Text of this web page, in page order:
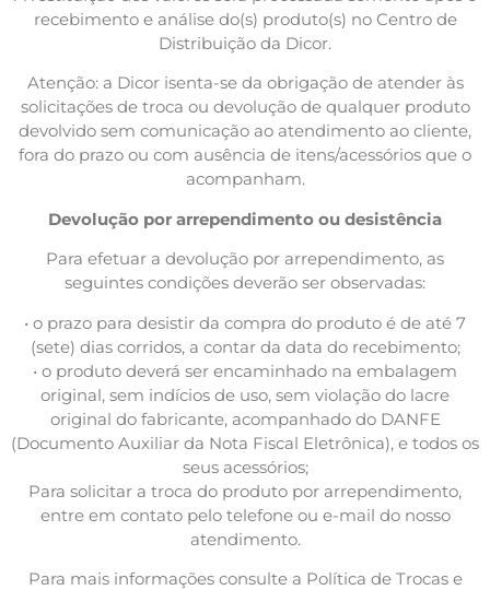
recebimento e análise do(s) produto(s) no Centro de
Distribuição da Dicor.
Atenção: a Dicor isenta-se da obrigação de atender às
solicitações de troca ou devolução de qualquer produto
devolvido sem comunicação ao atendimento ao cliente,
fora do prazo ou com ausência de itens/acessórios que o
acompanham.
Devolução por arrependimento ou desistência
Para efetuar a devolução por arrependimento, as
seguintes condições deverão ser observadas:
• o prazo para desistir da compra do produto é de até 7
(sete) dias corridos, a contar da data do recebimento;
• o produto deverá ser encaminhado na embalagem
original, sem indícios de uso, sem violação do lacre
original do fabricante, acompanhado do DANFE
(Documento Auxiliar da Nota Fiscal Eletrônica), e todos os
seus acessórios;
Para solicitar a troca do produto por arrependimento,
entre em contato pelo telefone ou e-mail do nosso
atendimento.
Para mais informações consulte a Política de Trocas e